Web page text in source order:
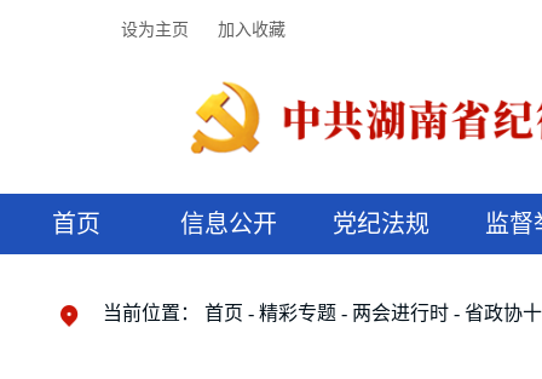
设为主页 加入收藏
首页 信息公开 党纪法规 监督
当前位置： 首页 精彩专题 两会进行时 省政协